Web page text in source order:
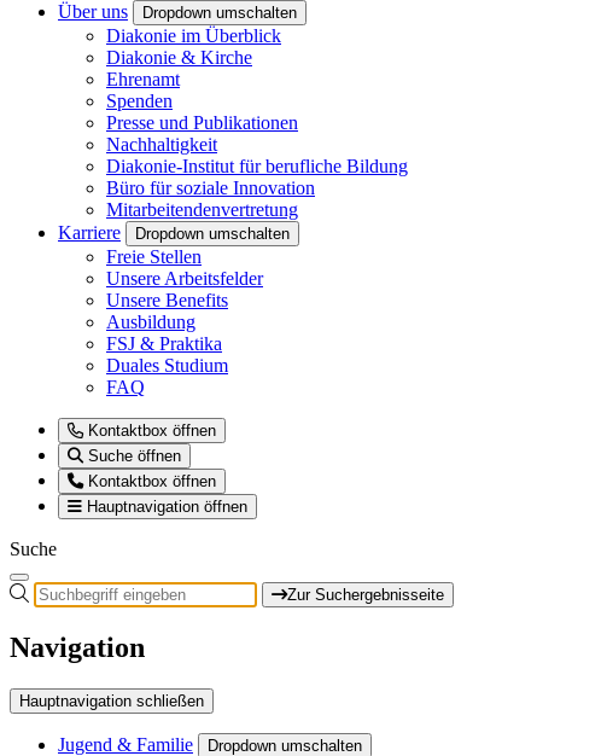
Über uns
Dropdown umschalten
Diakonie im Überblick
Diakonie & Kirche
Ehrenamt
Spenden
Presse und Publikationen
Nachhaltigkeit
Diakonie-Institut für berufliche Bildung
Büro für soziale Innovation
Mitarbeitendenvertretung
Karriere
Dropdown umschalten
Freie Stellen
Unsere Arbeitsfelder
Unsere Benefits
Ausbildung
FSJ & Praktika
Duales Studium
FAQ
Kontaktbox öffnen
Suche öffnen
Kontaktbox öffnen
Hauptnavigation öffnen
Suche
Zur Suchergebnisseite
Navigation
Hauptnavigation schließen
Jugend & Familie Dropdown umschalten